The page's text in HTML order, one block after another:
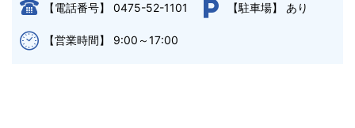
【電話番号】 0475-52-1101 【駐車場】 あり
【営業時間】 9:00～17:00